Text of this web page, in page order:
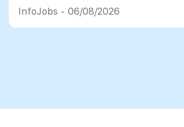
InfoJobs - 06/08/2026